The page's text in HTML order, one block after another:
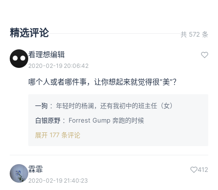
精选评论 共 572 条
看理想编辑
2020-02-19 20:06:42
哪个人或者哪件事，让你想起来就觉得很“美”？
一狗 ：年轻时的杨澜，还有我初中的班主任（女）
白银原野 ：Forrest Gump 奔跑的时候
展开 177 条评论
霖霏 412
2020-02-19 21:40:23